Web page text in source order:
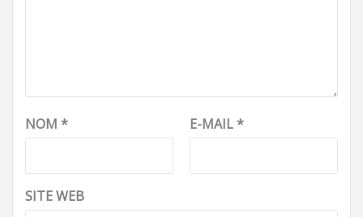
NOM * E-MAIL*
SITE WEB